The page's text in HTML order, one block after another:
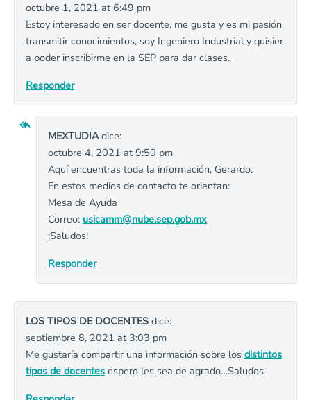
octubre 1, 2021 at 6:49 pm
Estoy interesado en ser docente, me gusta y es mi pasión
transmitir conocimientos, soy Ingeniero Industrial y quisier
a poder inscribirme en la SEP para dar clases.
Responder
MEXTUDIAdice:
octubre 4, 2021 at 9:50 pm
Aquí encuentras toda la información, Gerardo.
En estos medios de contacto te orientan:
Mesa de Ayuda
Correo: usicamm@nube.sep.gob.mx
¡Saludos!
Responder
LOS TIPOS DE DOCENTES dice:
septiembre 8, 2021 at 3:03 pm
Me gustaría compartir una información sobre los distintos
tipos de docentes espero les sea de agrado…Saludos